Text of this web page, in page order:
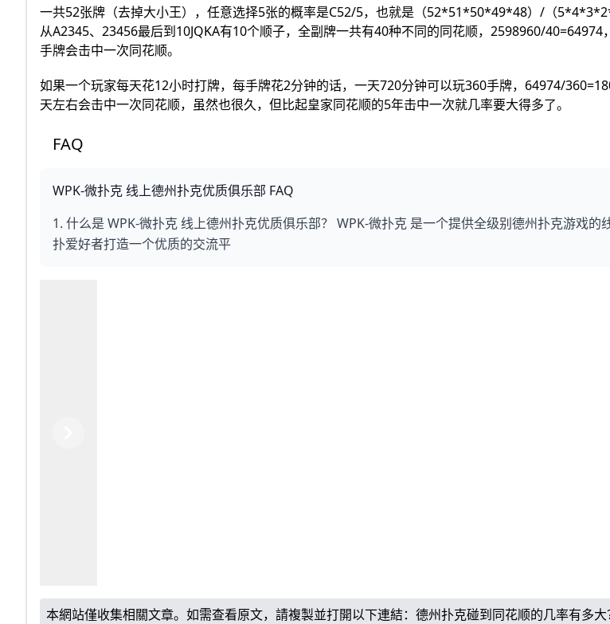
一共52张牌（去掉大小王），任意选择5张的概率是C52/5，也就是（52*51*50*49*48）/（
从A2345、23456最后到10JQKA有10个顺子，全副牌一共有40种不同的同花顺，2598960/40=64974
手牌会击中一次同花顺。
如果一个玩家每天花12小时打牌，每手牌花2分钟的话，一天720分钟可以玩360手牌，64974/
天左右会击中一次同花顺，虽然也很久，但比起皇家同花顺的5年击中一次就几率要大得多了。
FAQ
WPK-微扑克 线上德州扑克优质俱乐部 FAQ
1. 什么是 WPK-微扑克 线上德州扑克优质俱乐部？ WPK-微扑克 是一个提供全级别德州扑克游戏的
扑爱好者打造一个优质的交流平
本網站僅收集相關文章。如需查看原文，請複製並打開以下連結： 德州扑克碰到同花顺的几率有多大